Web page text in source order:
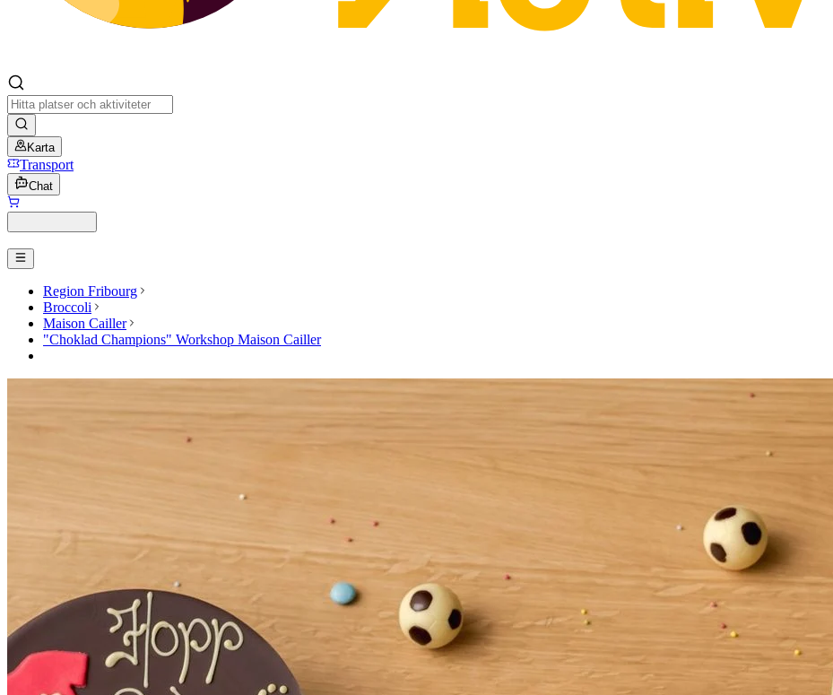
Karta
Transport
Chat
Region Fribourg
Broccoli
Maison Cailler
"Choklad Champions" Workshop Maison Cailler